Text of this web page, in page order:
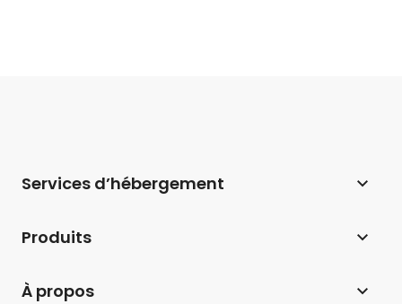
Services d’hébergement
Hébergement pour WooCommerce
Produits
À propos